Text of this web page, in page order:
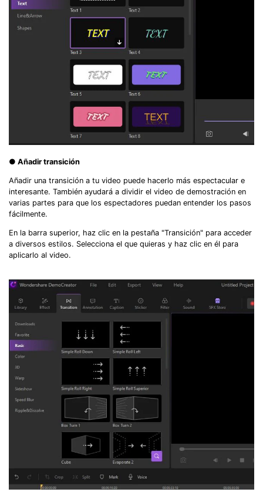
● Añadir transición
Añadir una transición a tu video puede hacerlo más espectacular e
interesante. También ayudará a dividir el video de demostración en
varias partes para que los espectadores puedan entender los pasos
fácilmente.
En la barra superior, haz clic en la pestaña "Transición" para acceder
a diversos estilos. Selecciona el que quieras y haz clic en él para
aplicarlo al video.